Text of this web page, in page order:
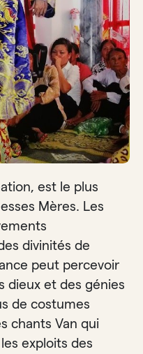
est le plus
Mères. Les
divinités de
peut percevoir
dieux et des génies
de costumes
chants Van qui
exploits des